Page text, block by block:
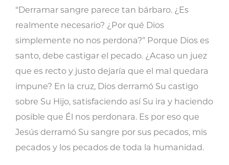
“Derramar sangre parece tan bárbaro. ¿Es
realmente necesario? ¿Por qué Dios
simplemente no nos perdona?” Porque Dios es
santo, debe castigar el pecado. ¿Acaso un juez
que es recto y justo dejaría que el mal quedara
impune? En la cruz, Dios derramó Su castigo
sobre Su Hijo, satisfaciendo así Su ira y haciendo
posible que Él nos perdonara. Es por eso que
Jesús derramó Su sangre por sus pecados, mis
pecados y los pecados de toda la humanidad.